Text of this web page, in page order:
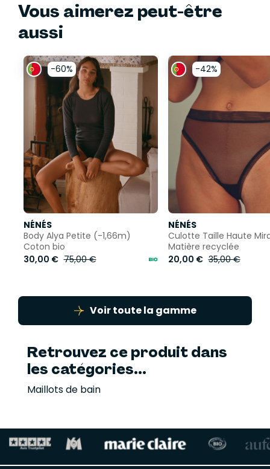
Vous aimerez peut-être
aussi
-60%
NÉNÉS
Body Alya Petite (-1,66m)
Coton bio
30,00 € 75,00 €
-42%
NÉNÉS
Culotte Taille Haute
Matière recyclée
20,00 € 35,00 €
Voir toute la gamme
Retrouvez ce produit dans
les catégories...
Maillots de bain